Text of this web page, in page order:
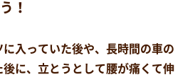
！
入っていた後や、長時間の車の
に、立とうとして腰が痛くて伸